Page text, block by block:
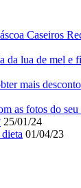
Caseiros
da lua de mel e
mais
as fotos do seu
25/01/24
01/04/23